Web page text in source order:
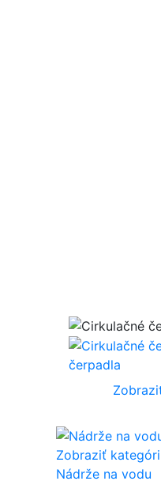
čerpadla
Zobraziť
Nádrže na vodu